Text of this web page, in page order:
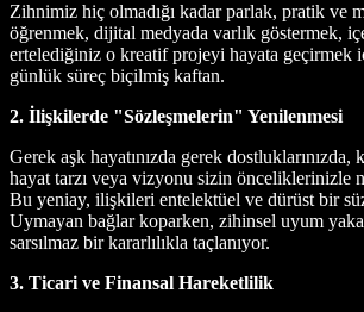
Zihnimiz hiç olmadığı kadar parlak, pratik ve
öğrenmek, dijital medyada varlık göstermek,
ertelediğiniz o kreatif projeyi hayata geçirmek
günlük süreç biçilmiş kaftan.
2. İlişkilerde "Sözleşmelerin" Yenilenmesi
Gerek aşk hayatınızda gerek dostluklarınızda,
hayat tarzı veya vizyonu sizin önceliklerinizle
Bu yeniay, ilişkileri entelektüel ve dürüst bir
Uymayan bağlar koparken, zihinsel uyum
sarsılmaz bir kararlılıkla taçlanıyor.
3. Ticari ve Finansal Hareketlilik